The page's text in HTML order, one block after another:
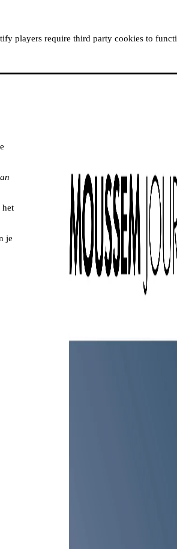
RESIDENCIES
READ, WATCH,
het
je
players require third party cookies to